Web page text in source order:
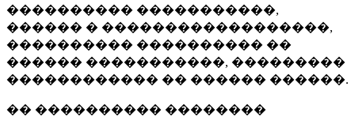
���������� �����������,
������ � ������������������,
���������� ���������� ��
������ �����������, ���������
������������ �� ������ ������.
�� ���������� ��������